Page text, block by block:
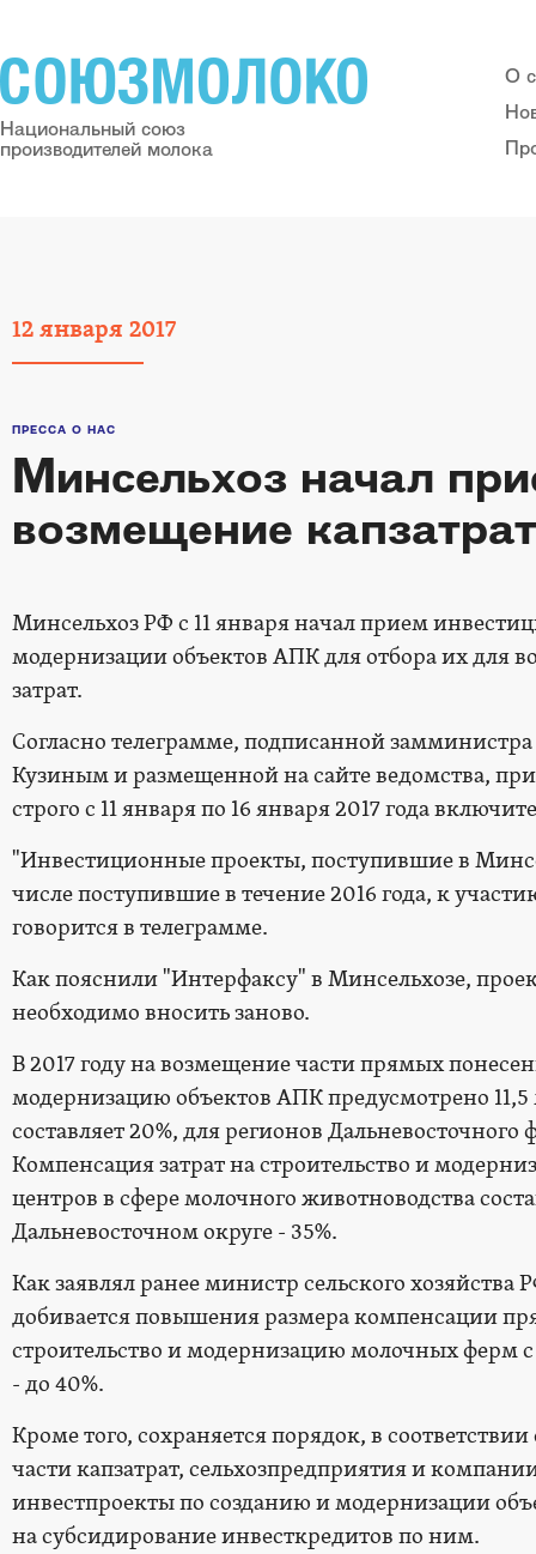
Национальный союз
производителей молока
О
12января 2017
ПРЕССА О НАС
Минсельхоз начал
возмещение капзатрат
Минсельхоз РФ с 11 января начал прием
модернизации объектов АПК для отбора их для
затрат.
Согласно телеграмме, подписанной замминистра
Кузиным и размещенной на сайте ведомства,
строго с 11 января по 16 января 2017 года
"Инвестиционные проекты, поступившие в
числе поступившие в течение 2016 года, к
говорится в телеграмме.
Как пояснили "Интерфаксу" в Минсельхозе,
необходимо вносить заново.
В 2017 году на возмещение части прямых
модернизацию объектов АПК предусмотрено
составляет 20%, для регионов Дальневосточного
Компенсация затрат на строительство и
центров в сфере молочного животноводства
Дальневосточном округе - 35%.
Как заявлял ранее министр сельского
добивается повышения размера компенсации
строительство и модернизацию молочных ферм с
- до 40%.
Кроме того, сохраняется порядок, в
части капзатрат, сельхозпредприятия и
инвестпроекты по созданию и модернизации
на субсидирование инвесткредитов по ним.